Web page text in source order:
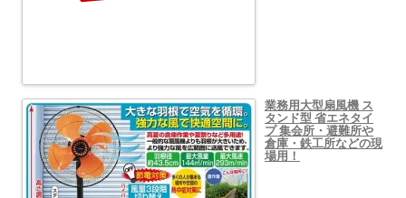
業務用大型扇風機 ス
タンド型 省エネタイ
プ 集会所・避難所や
倉庫・鉄工所などの現
場用！